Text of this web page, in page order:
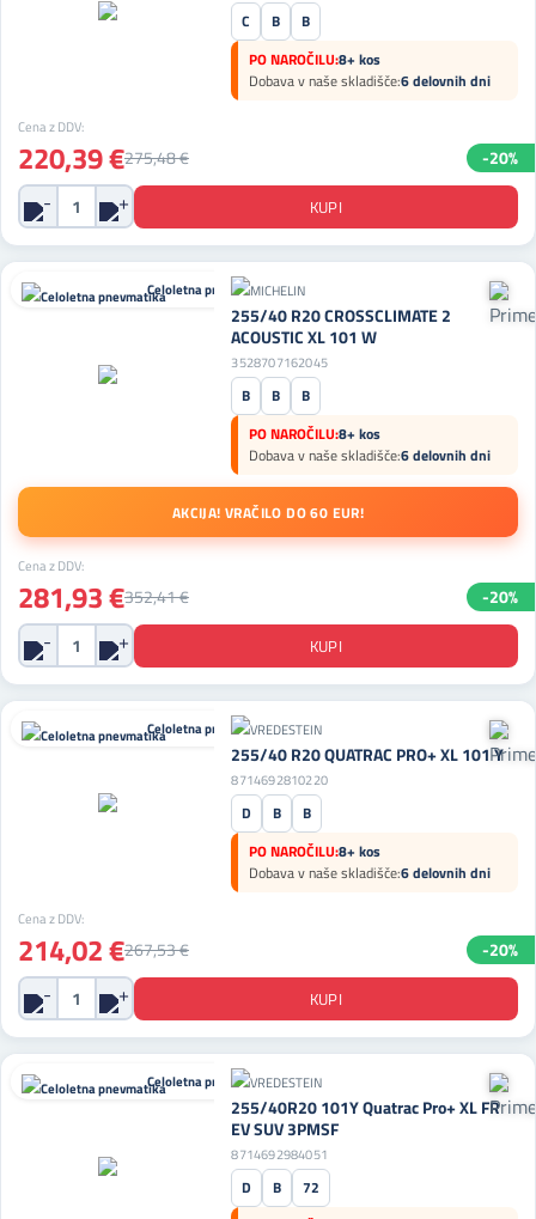
C B
B
PO NAROČILU:8+ kos
Dobava v naše skladišče:6 delovnih dni
Cena z DDV:
220,39 €275,48 € -20%
Celoletna pnevmatika
255/40 R20 CROSSCLIMATE 2
ACOUSTIC XL 101 W
3528707162045
B B
B
PO NAROČILU:8+ kos
Dobava v naše skladišče:6 delovnih dni
AKCIJA! VRAČILO DO 60 EUR!
Cena z DDV:
281,93 €352,41 € -20%
Celoletna pnevmatika
255/40 R20 QUATRAC PRO+ XL 101 Y
8714692810220
D B
B
PO NAROČILU:8+ kos
Dobava v naše skladišče:6 delovnih dni
Cena z DDV:
214,02 €267,53 € -20%
Celoletna pnevmatika
255/40R20 101Y Quatrac Pro+ XL FR
EV SUV 3PMSF
8714692984051
D B
72